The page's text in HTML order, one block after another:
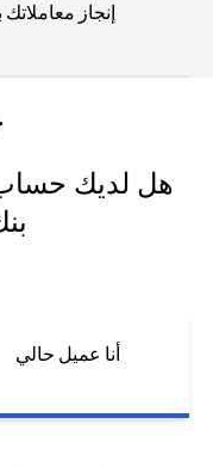
إنجاز معاملاتك بما يصل
هل لديك
أنا عميل حالي